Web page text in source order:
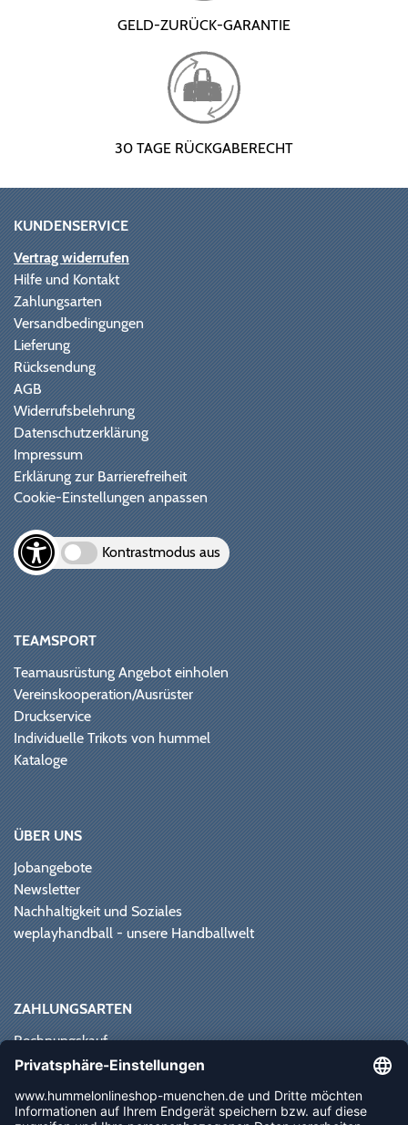
GELD-ZURÜCK-GARANTIE
30 TAGE RÜCKGABERECHT
KUNDENSERVICE
Vertrag widerrufen
Hilfe und Kontakt
Zahlungsarten
Versandbedingungen
Lieferung
Rücksendung
AGB
Widerrufsbelehrung
Datenschutzerklärung
Impressum
Erklärung zur Barrierefreiheit
Cookie-Einstellungen anpassen
Kontrastmodus aus
TEAMSPORT
Teamausrüstung Angebot einholen
Vereinskooperation/Ausrüster
Druckservice
Individuelle Trikots von hummel
Kataloge
ÜBER UNS
Jobangebote
Newsletter
Nachhaltigkeit und Soziales
weplayhandball - unsere Handballwelt
ZAHLUNGSARTEN
Rechnungskauf
Paypal
Vorkasse